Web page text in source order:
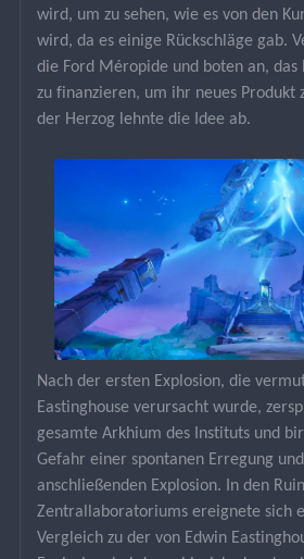
wird, um zu sehen, wie es von den
wird, da es einige Rückschläge gab.
die Ford Méropide und boten an,
zu finanzieren, um ihr neues Produkt
der Herzog lehnte die Idee ab.
Nach der ersten Explosion, die
Eastinghouse verursacht wurde,
gesamte Arkhium des Instituts und
Gefahr einer spontanen Erregung
anschließenden Explosion. In den
Zentrallaboratoriums ereignete sich
Vergleich zu der von Edwin